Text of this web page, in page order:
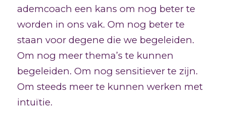
ademcoach een kans om nog beter te
worden in ons vak. Om nog beter te
staan voor degene die we begeleiden.
Om nog meer thema’s te kunnen
begeleiden. Om nog sensitiever te zijn.
Om steeds meer te kunnen werken met
intuïtie.